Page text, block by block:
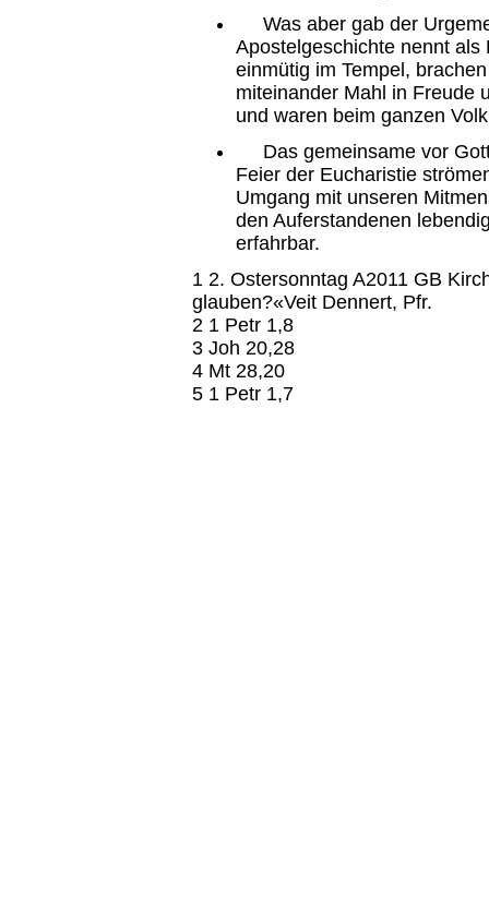
Was aber gab der
Apostelgeschichte nennt als
einmütig im Tempel,
miteinander Mahl in Freude
und waren beim ganzen
Das gemeinsame vor
Feier der Eucharistie
Umgang mit unseren
den Auferstandenen
erfahrbar.
1 2. Ostersonntag A2011 GB
glauben?«Veit Dennert, Pfr.
2 1 Petr 1,8
3 Joh 20,28
4 Mt 28,20
5 1 Petr 1,7